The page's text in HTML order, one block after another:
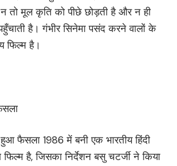
तो मूल कृति को पीछे छोड़ती है और न ही
है। गंभीर सिनेमा पसंद करने वालों के
फिल्म है।
फैसला 1986 में बनी एक भारतीय हिंदी
फिल्म है, जिसका निर्देशन बसु चटर्जी ने किया